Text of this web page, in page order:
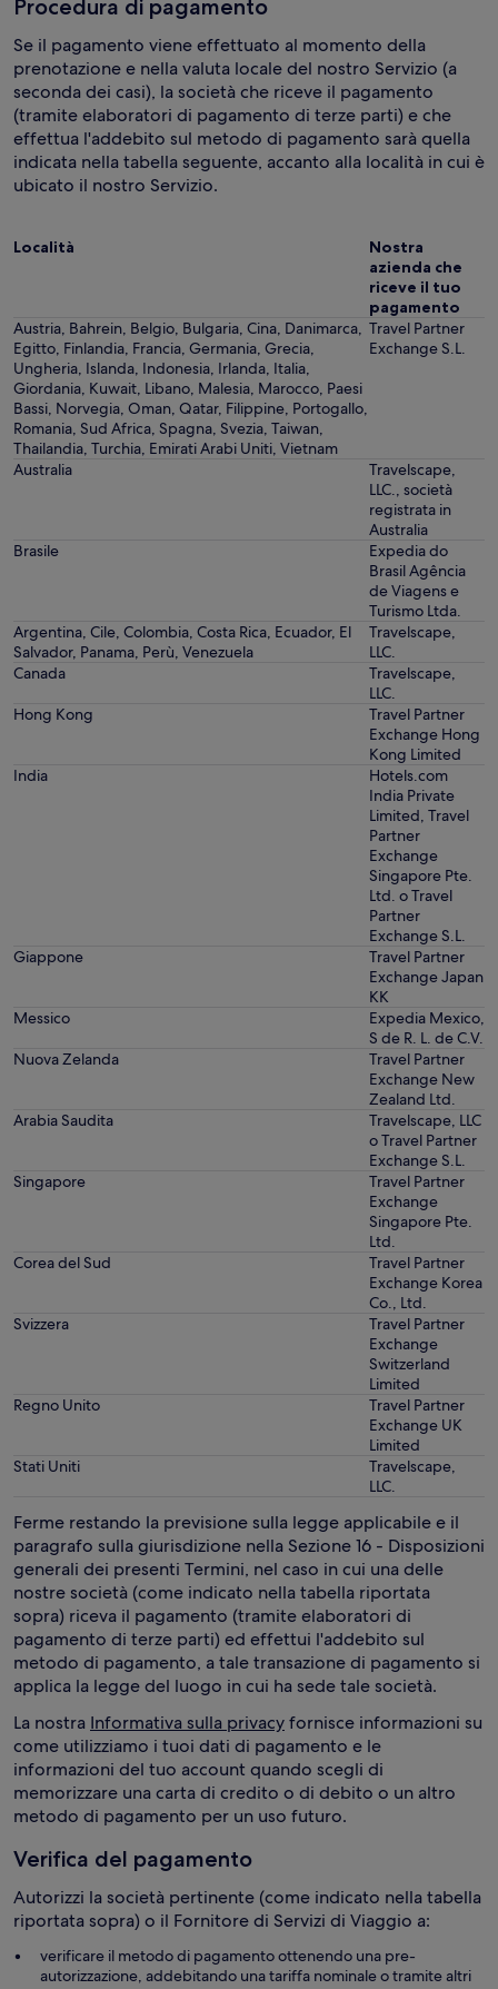
Procedura di pagamento
Se il pagamento viene effettuato al momento della
prenotazione e nella valuta locale del nostro Servizio (a
seconda dei casi), la società che riceve il pagamento
(tramite elaboratori di pagamento di terze parti) e che
effettua l'addebito sul metodo di pagamento sarà quella
indicata nella tabella seguente, accanto alla località in cui è
ubicato il nostro Servizio.
Località
Nostra
azienda che
riceve il tuo
pagamento
Austria, Bahrein, Belgio, Bulgaria, Cina, Danimarca,
Egitto, Finlandia, Francia, Germania, Grecia,
Ungheria, Islanda, Indonesia, Irlanda, Italia,
Giordania, Kuwait, Libano, Malesia, Marocco, Paesi
Bassi, Norvegia, Oman, Qatar, Filippine, Portogallo,
Romania, Sud Africa, Spagna, Svezia, Taiwan,
Thailandia, Turchia, Emirati Arabi Uniti, Vietnam
Travel Partner
Exchange S.L.
Australia
Travelscape,
LLC., società
registrata in
Australia
Brasile
Expedia do
Brasil Agência
de Viagens e
Turismo Ltda.
Argentina, Cile, Colombia, Costa Rica, Ecuador, El
Salvador, Panama, Perù, Venezuela
Travelscape,
LLC.
Canada
Travelscape,
LLC.
Hong Kong
Travel Partner
Exchange Hong
Kong Limited
India
Hotels.com
India Private
Limited, Travel
Partner
Exchange
Singapore Pte.
Ltd. o Travel
Partner
Exchange S.L.
Giappone
Travel Partner
Exchange Japan
KK
Messico
Expedia Mexico,
S de R. L. de C.V.
Nuova Zelanda
Travel Partner
Exchange New
Zealand Ltd.
Arabia Saudita
Travelscape, LLC
o Travel Partner
Exchange S.L.
Singapore
Travel Partner
Exchange
Singapore Pte.
Ltd.
Corea del Sud
Travel Partner
Exchange Korea
Co., Ltd.
Svizzera
Travel Partner
Exchange
Switzerland
Limited
Regno Unito
Travel Partner
Exchange UK
Limited
Stati Uniti
Travelscape,
LLC.
Ferme restando la previsione sulla legge applicabile e il
paragrafo sulla giurisdizione nella Sezione 16 - Disposizioni
generali dei presenti Termini, nel caso in cui una delle
nostre società (come indicato nella tabella riportata
sopra) riceva il pagamento (tramite elaboratori di
pagamento di terze parti) ed effettui l'addebito sul
metodo di pagamento, a tale transazione di pagamento si
applica la legge del luogo in cui ha sede tale società.
La nostra Informativa sulla privacyfornisce informazioni su
come utilizziamo i tuoi dati di pagamento e le
informazioni del tuo account quando scegli di
memorizzare una carta di credito o di debito o un altro
metodo di pagamento per un uso futuro.
Verifica del pagamento
Autorizzi la società pertinente (come indicato nella tabella
riportata sopra) o il Fornitore di Servizi di Viaggio a:
verificare il metodo di pagamento ottenendo una pre-
autorizzazione, addebitando una tariffa nominale o tramite altri